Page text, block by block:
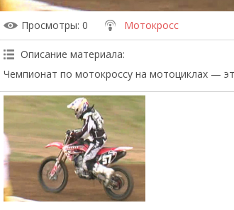
Просмотры: 0 Мотокросс
Описание материала:
Чемпионат по мотокроссу на мотоциклах —